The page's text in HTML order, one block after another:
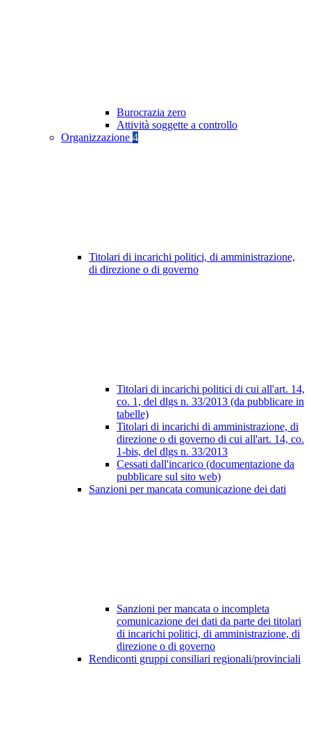
Burocrazia zero
Attività soggette a controllo
Organizzazione 4
Titolari di incarichi politici, di amministrazione,
di direzione o di governo
Titolari di incarichi politici di cui all'art. 14,
co. 1, del dlgs n. 33/2013 (da pubblicare in
tabelle)
Titolari di incarichi di amministrazione, di
direzione o di governo di cui all'art. 14, co.
1-bis, del dlgs n. 33/2013
Cessati dall'incarico (documentazione da
pubblicare sul sito web)
Sanzioni per mancata comunicazione dei dati
Sanzioni per mancata o incompleta
comunicazione dei dati da parte dei titolari
di incarichi politici, di amministrazione, di
direzione o di governo
Rendiconti gruppi consiliari regionali/provinciali